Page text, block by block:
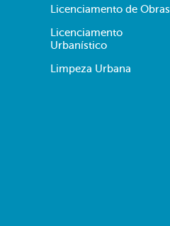
Licenciamento de Obras
Licenciamento
Urbanístico
Limpeza Urbana